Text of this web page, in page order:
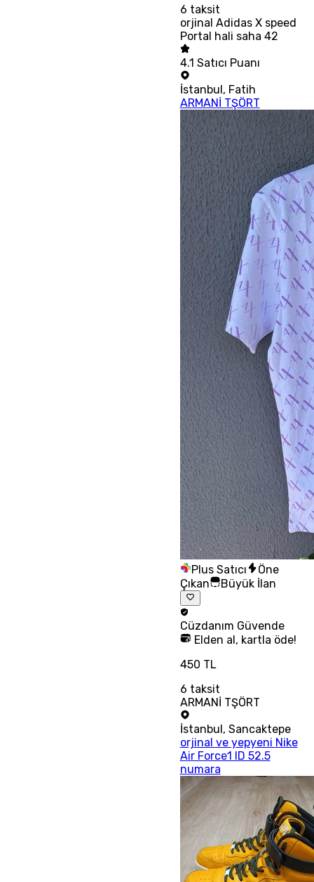
6 taksit
orjinal Adidas X speed
Portal hali saha 42
4.1 Satıcı Puanı
İstanbul, Fatih
ARMANİ TŞÖRT
Plus Satıcı
Öne
Çıkan
Büyük İlan
Cüzdanım Güvende
Elden al, kartla öde!
450 TL
6 taksit
ARMANİ TŞÖRT
İstanbul, Sancaktepe
orjinal ve yepyeni Nike
Air Force1 ID 52.5
numara